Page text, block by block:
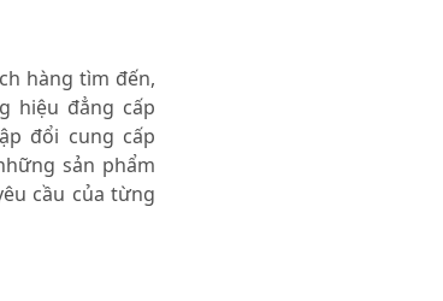
hàng tìm đến,
hiệu đẳng cấp
đổi cung cấp
sản phẩm
cầu của từng